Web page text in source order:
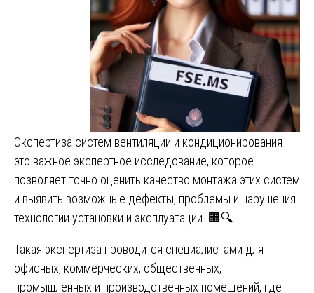
Экспертиза систем вентиляции и кондиционирования —
это важное экспертное исследование, которое
позволяет точно оценить качество монтажа этих систем
и выявить возможные дефекты, проблемы и нарушения
технологии установки и эксплуатации. 🏢🔍
Такая экспертиза проводится специалистами для
офисных, коммерческих, общественных,
промышленных и производственных помещений, где